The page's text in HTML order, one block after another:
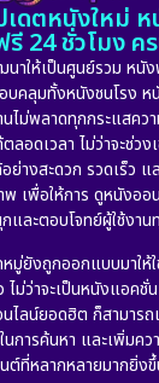
ดตหนังใหม่ ห
24 ชั่วโมง ค
าให้เป็นศูนย์รวม หนั
บคลุมทั้งหนังชนโรง
นไม่พลาดทุกกระแสค
อดเวลา ไม่ว่าจะช่ว
ย่างสะดวก รวดเร็ว
เพื่อให้การ ดูหนังออ
และตอบโจทย์ผู้ใช้งาน
มู่ยังถูกออกแบบมาให้
ไม่ว่าจะเป็นหนังแอค
ไลน์ยอดฮิต ก็สามาร
การค้นหา และเพิ่มคว
ต์ที่หลากหลายมากยิ่ง